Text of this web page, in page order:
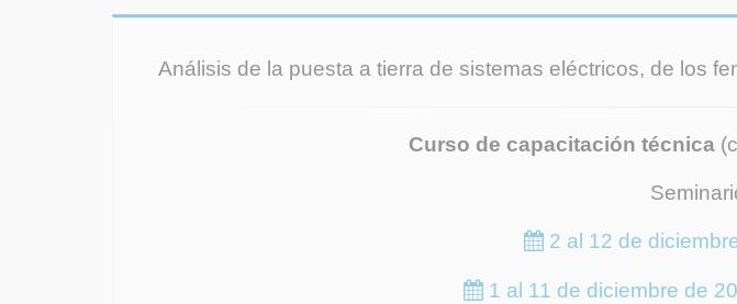
Análisis de la puesta a tierra de sistemas eléctricos, de los
Curso de capacitación técnica
2 al 12 de
1 al 11 de diciembre de